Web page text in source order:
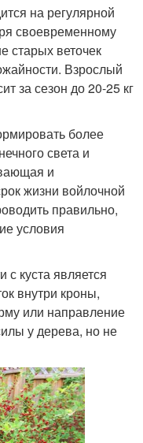
на регулярной
своевременному
старых веточек
Взрослый
за сезон до 20-25 кг
более
света и
и
жизни войлочной
правильно,
условия
куста является
внутри кроны,
или направление
у дерева, но не